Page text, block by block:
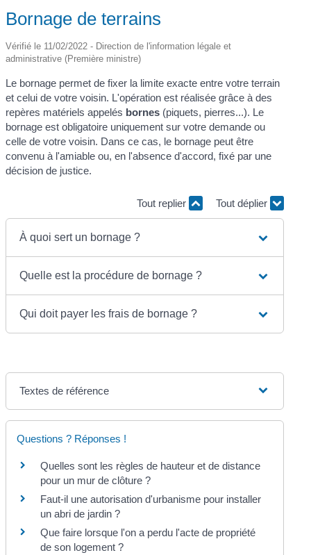
Bornage de terrains
Vérifié le 11/02/2022 - Direction de l'information légale et
administrative (Première ministre)
Le bornage permet de fixer la limite exacte entre votre terrain
et celui de votre voisin. L'opération est réalisée grâce à des
repères matériels appelés bornes (piquets, pierres...). Le
bornage est obligatoire uniquement sur votre demande ou
celle de votre voisin. Dans ce cas, le bornage peut être
convenu à l'amiable ou, en l'absence d'accord, fixé par une
décision de justice.
Tout replier Tout déplier
À quoi sert un bornage ?
Quelle est la procédure de bornage ?
Qui doit payer les frais de bornage ?
Textes de référence
Questions ? Réponses !
Quelles sont les règles de hauteur et de distance
pour un mur de clôture ?
Faut-il une autorisation d'urbanisme pour installer
un abri de jardin ?
Que faire lorsque l'on a perdu l'acte de propriété
de son logement ?